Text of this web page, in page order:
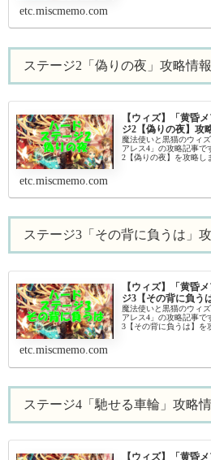
etc.miscmemo.com
ステージ2「偽りの夜」攻略情報
【ウィズ】「黄昏
ジ2【偽りの夜】攻
魔法使いと黒猫のウィ
アレス4」の攻略記事で
2【偽りの夜】を攻略し
etc.miscmemo.com
ステージ3「その背に負うは」
【ウィズ】「黄昏
ジ3【その背に負う
魔法使いと黒猫のウィ
アレス4」の攻略記事で
3【その背に負うは】を
etc.miscmemo.com
ステージ4「馳せる車輪」攻略
【ウィズ】「黄昏